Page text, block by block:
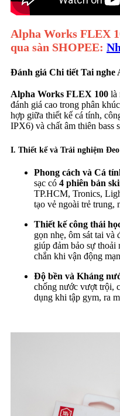
Alpha Works FLEX
qua sàn SHOPEE:
Đánh giá Chi tiết Tai nghe
Alpha Works FLEX 100 là
đánh giá cao trong phân
hợp giữa thiết kế cá tính,
IPX6) và chất âm thiên bass
I. Thiết kế và Trải nghiệm
Phong cách và Cá
sạc có 4 phiên bản
TP.HCM, Tronics,
tạo vẻ ngoài trẻ trung,
Thiết kế công thái
gọn nhẹ, ôm sát tai
giúp đảm bảo sự thoải
chắn khi vận động
Độ bền và Kháng
chống nước vượt trội,
dụng khi tập gym, ra